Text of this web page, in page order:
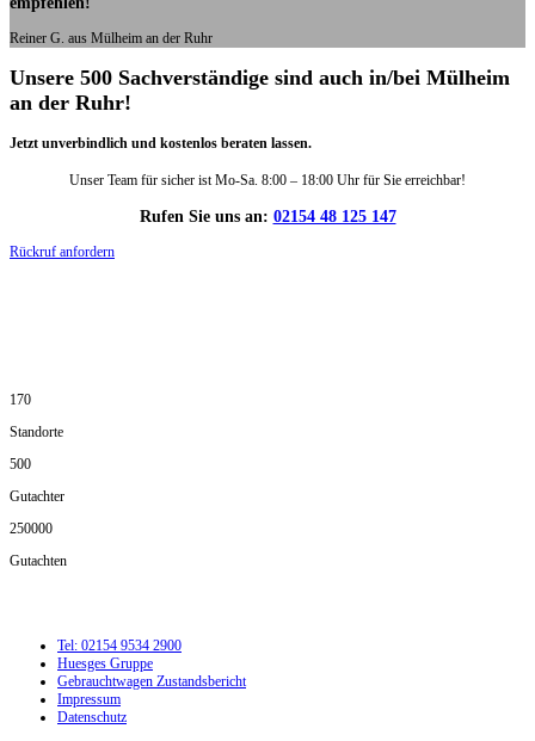
Reiner G. aus Mülheim an der Ruhr
Unsere 500 Sachverständige sind auch in/bei Mülheim
an der Ruhr!
Jetzt unverbindlich und kostenlos beraten lassen.
Unser Team für sicher ist Mo-Sa. 8:00 – 18:00 Uhr für Sie erreichbar!
Rufen Sie uns an: 02154 48 125 147
Rückruf anfordern
170
Standorte
500
Gutachter
250000
Gutachten
Tel: 02154 9534 2900
Huesges Gruppe
Gebrauchtwagen Zustandsbericht
Impressum
Datenschutz